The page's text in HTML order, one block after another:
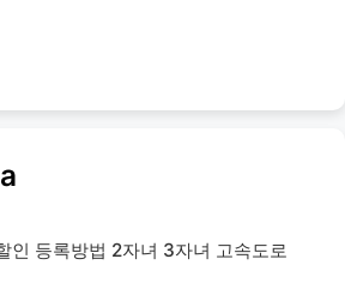
인 등록방법 2자녀 3자녀 고속도로